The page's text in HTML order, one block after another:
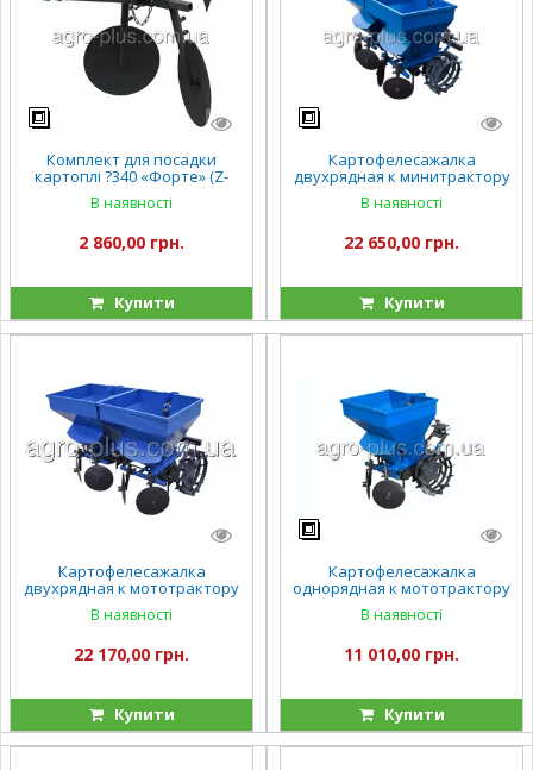
Комплект для посадки
картоплі ?340 «Форте» (Z-
105) (КС16)
В наявності
2 860,00 грн.
Купити
Картофелесажалка
двухрядная к минитрактору
с бункером для внесения
минеральных удобрений
В наявності
22 650,00 грн.
Купити
Картофелесажалка
двухрядная к мототрактору
с бункером для внесения
минеральных удобрений
В наявності
22 170,00 грн.
Купити
Картофелесажалка
однорядная к мототрактору
с бункером для внесения
удобрений (КС13)
В наявності
11 010,00 грн.
Купити